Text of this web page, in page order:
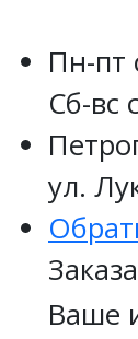
Пн-пт
Сб-вс
ул.
Ваше